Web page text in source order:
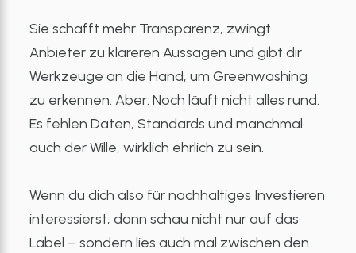
Sie schafft mehr Transparenz, zwingt
Anbieter zu klareren Aussagen und gibt dir
Werkzeuge an die Hand, um Greenwashing
zu erkennen. Aber: Noch läuft nicht alles rund.
Es fehlen Daten, Standards und manchmal
auch der Wille, wirklich ehrlich zu sein.
Wenn du dich also für nachhaltiges Investieren
interessierst, dann schau nicht nur auf das
Label – sondern lies auch mal zwischen den